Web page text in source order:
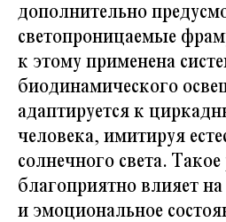
дополнительно
светопроницаемые
к этому применена
биодинамического
адаптируется к
человека, имитируя
солнечного света.
благоприятно влияет
и эмоциональное